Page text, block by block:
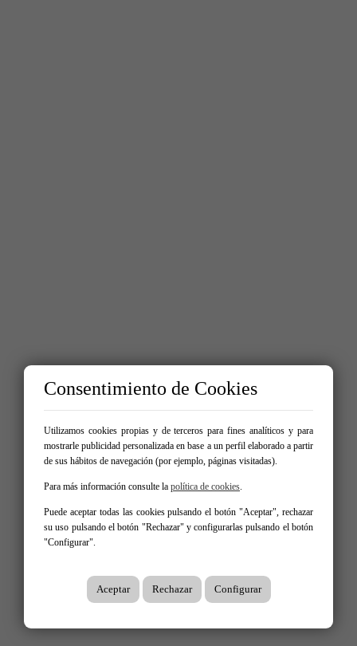
Consentimiento de Cookies
Utilizamos cookies propias y de terceros para fines analíticos y para
mostrarle publicidad personalizada en base a un perfil elaborado a partir
de sus hábitos de navegación (por ejemplo, páginas visitadas).
Para más información consulte la política de cookies.
Puede aceptar todas las cookies pulsando el botón "Aceptar", rechazar
su uso pulsando el botón "Rechazar" y configurarlas pulsando el botón
"Configurar".
Aceptar Rechazar Configurar